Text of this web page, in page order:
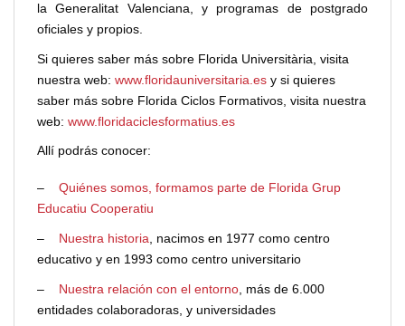
la Generalitat Valenciana, y programas de postgrado
oficiales y propios.
Si quieres saber más sobre Florida Universitària, visita
nuestra web: www.floridauniversitaria.es y si quieres
saber más sobre Florida Ciclos Formativos, visita nuestra
web: www.floridaciclesformatius.es
Allí podrás conocer:
– Quiénes somos, formamos parte de Florida Grup
Educatiu Cooperatiu
– Nuestra historia, nacimos en 1977 como centro
educativo y en 1993 como centro universitario
– Nuestra relación con el entorno, más de 6.000
entidades colaboradoras, y universidades